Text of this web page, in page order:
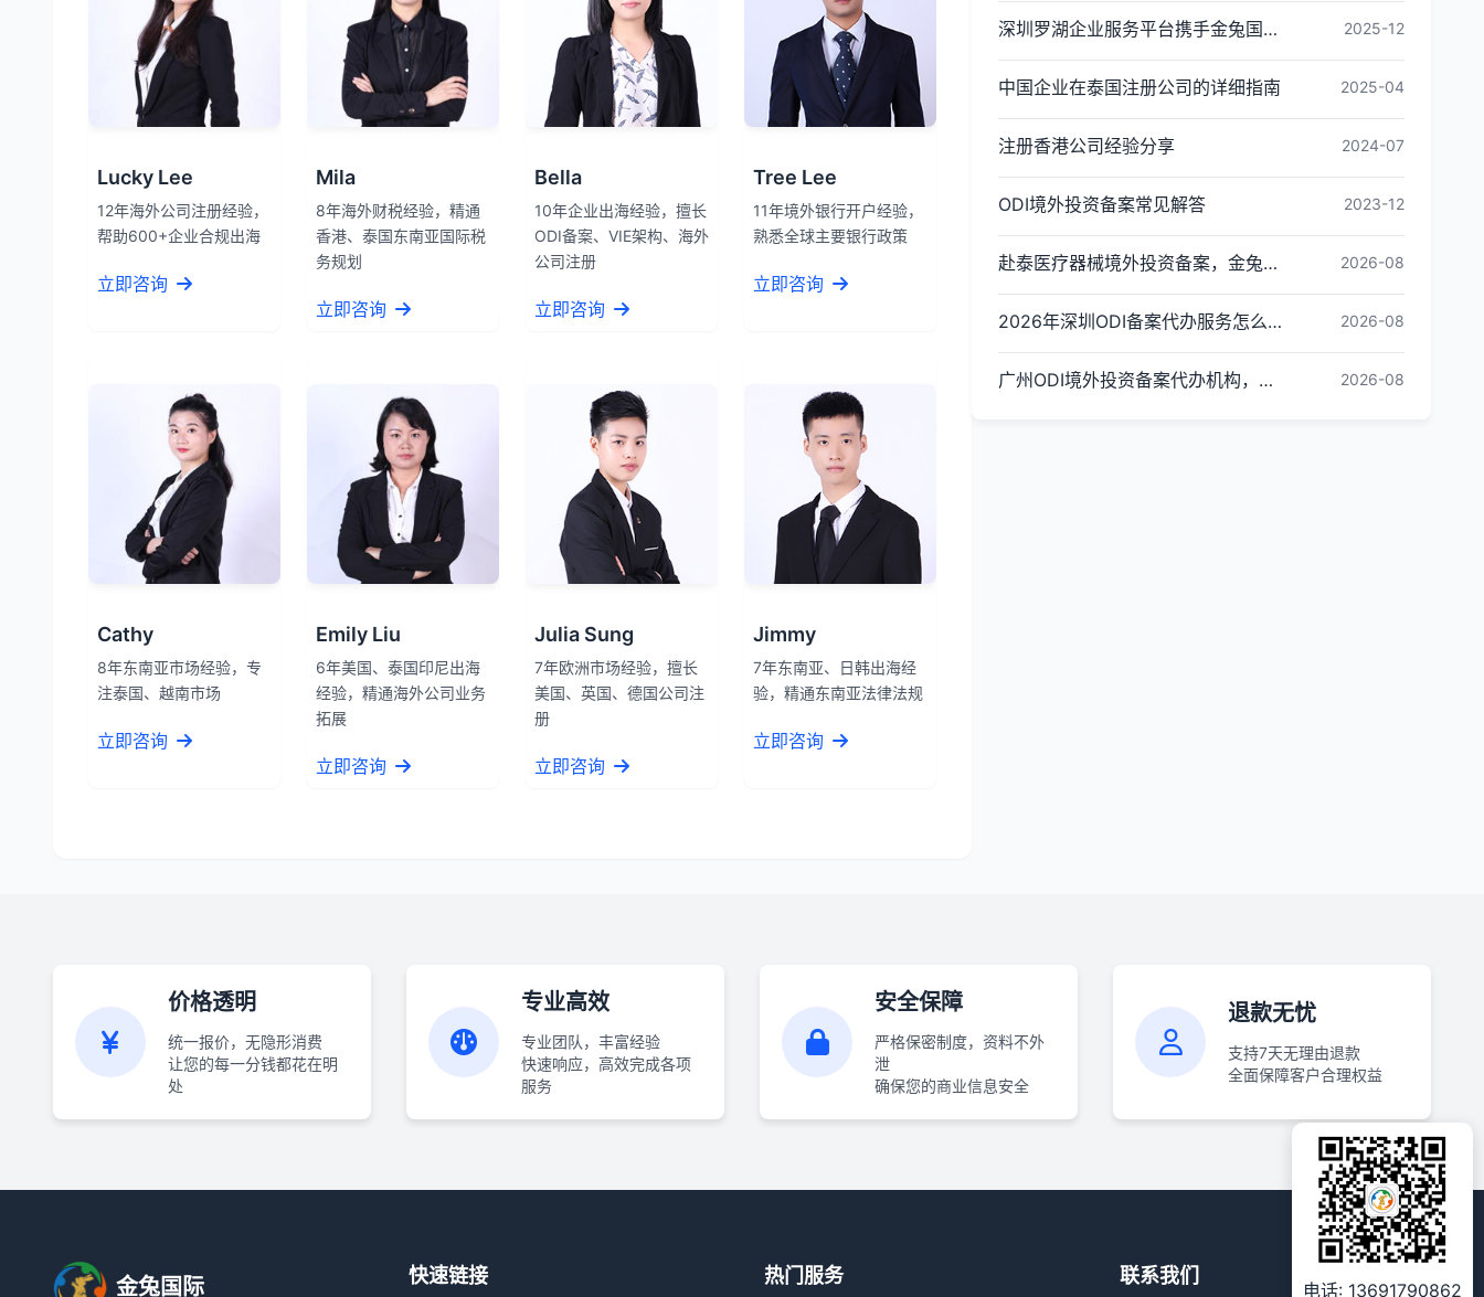
Lucky Lee
12年海外公司注册经验，
帮助600+企业合规出海
立即咨询
Mila
8年海外财税经验，精通
香港、泰国东南亚国际税
务规划
立即咨询
Bella
10年企业出海经验，擅长
ODI备案、VIE架构、海外
公司注册
立即咨询
Tree Lee
11年境外银行开户经验，
熟悉全球主要银行政策
立即咨询
Cathy
8年东南亚市场经验，专
注泰国、越南市场
立即咨询
Emily Liu
6年美国、泰国印尼出海
经验，精通海外公司业务
拓展
立即咨询
Julia Sung
7年欧洲市场经验，擅长
美国、英国、德国公司注
册
立即咨询
Jimmy
7年东南亚、日韩出海经
验，精通东南亚法律法规
立即咨询
深圳罗湖企业服务平台携手金兔国际ODI备案专家,共建跨境出海全链条服务新生态 2025-12
中国企业在泰国注册公司的详细指南 2025-04
注册香港公司经验分享 2024-07
ODI境外投资备案常见解答 2023-12
赴泰医疗器械境外投资备案，金兔国际全链路ODI备案代办指南 2026-08
2026年深圳ODI备案代办服务怎么选？资质、时效与保障评估指南 2026-08
广州ODI境外投资备案代办机构，企业出海必看｜广州市金兔国际商务咨询有限公司 2026-08
价格透明
统一报价，无隐形消费
让您的每一分钱都花在明
处
专业高效
专业团队，丰富经验
快速响应，高效完成各项
服务
安全保障
严格保密制度，资料不外
泄
确保您的商业信息安全
退款无忧
支持7天无理由退款
全面保障客户合理权益
金兔国际 快速链接 热门服务 联系我们
电话: 13691790862